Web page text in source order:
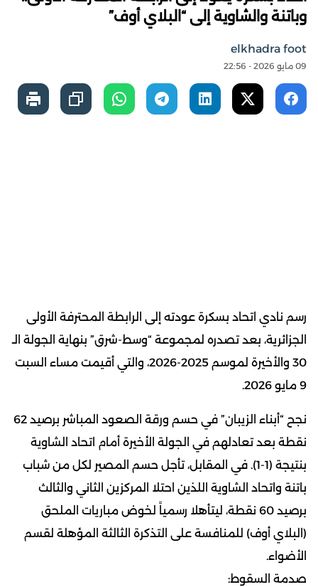
وباتنة والشاوية إلى “البلاي أوف”
elkhadra foot
09 مايو 2026 - 22:56
رسم نادي اتحاد بسكرة عودته إلى الرابطة المحترفة الأولى
الجزائرية، بعد تصدره لمجموعة “وسط-شرق” بنهاية الجولة الـ
30 والأخيرة لموسم 2025-2026، والتي أقيمت مساء السبت
9 مايو 2026.
نجح “أبناء الزيبان” في حسم ورقة الصعود المباشر برصيد 62
نقطة بعد تعادلهم في الجولة الأخيرة أمام اتحاد الشاوية
بنتيجة (1-1). في المقابل، تأجل حسم المصير لكل من شباب
باتنة واتحاد الشاوية اللذين احتلا المركزين الثاني والثالث
برصيد 60 نقطة، ليتأهلا رسمياً لخوض مباريات الملحق
(البلاي أوف) للمنافسة على التذكرة الثالثة المؤهلة لقسم
الأضواء.
صدمة السقوط: